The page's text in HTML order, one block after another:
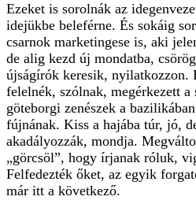
Ezeket is sorolnák az
idejükbe beleférne. És sokáig
csarnok marketingese is, aki
de alig kezd új mondatba,
újságírók keresik,
felelnék, szólnak, megérkezett a
göteborgi zenészek a
fújnának. Kiss a hajába túr, jó,
akadályozzák, mondja.
„görcsöl”, hogy írjanak róluk,
Felfedezték őket, az egyik
már itt a következő.